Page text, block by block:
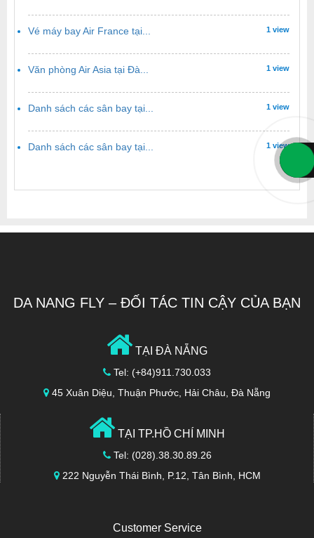
Vé máy bay Air France tại... 1 view
Văn phòng Air Asia tại Đà... 1 view
Danh sách các sân bay tại... 1 view
Danh sách các sân bay tại... 1 view
DA NANG FLY – ĐỐI TÁC TIN CẬY CỦA BẠN
TẠI ĐÀ NẴNG
Tel: (+84)911.730.033
45 Xuân Diệu, Thuận Phước, Hải Châu, Đà Nẵng
TẠI TP.HỒ CHÍ MINH
Tel: (028).38.30.89.26
222 Nguyễn Thái Bình, P.12, Tân Bình, HCM
Customer Service